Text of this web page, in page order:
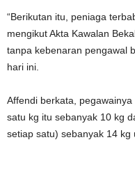
“Berikutan itu, peniaga
mengikut Akta Kawalan
tanpa kebenaran pengawal
hari ini.
Affendi berkata,
satu kg itu sebanyak 10 kg
setiap satu) sebanyak 14 kg